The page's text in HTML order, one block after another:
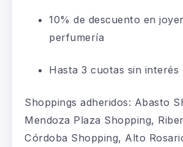
10% de descuento en
perfumería
Hasta 3 cuotas sin interés
Shoppings adheridos: Abasto
Mendoza Plaza Shopping,
Córdoba Shopping, Alto